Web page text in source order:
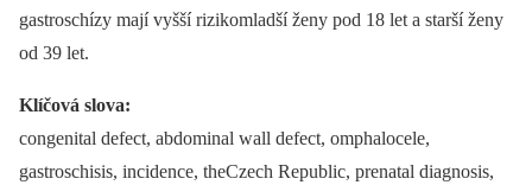
gastroschízy mají vyšší rizikomladší ženy pod 18 let a starší ženy
od 39 let.
Klíčová slova:
congenital defect, abdominal wall defect, omphalocele,
gastroschisis, incidence, theCzech Republic, prenatal diagnosis,